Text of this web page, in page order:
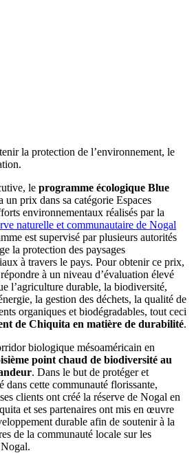
la protection de l’environnement, le
le programme écologique Blue
un prix dans sa catégorie Espaces
environnementaux réalisés par la
naturelle et communautaire de Nogal
est supervisé par plusieurs autorités
la protection des paysages
à travers le pays. Pour obtenir ce prix,
à un niveau d’évaluation élevé
l’agriculture durable, la biodiversité,
la gestion des déchets, la qualité de
organiques et biodégradables, tout ceci
de Chiquita en matière de durabilité.
biologique mésoaméricain en
point chaud de biodiversité au
. Dans le but de protéger et
dans cette communauté florissante,
clients ont créé la réserve de Nogal en
et ses partenaires ont mis en œuvre
durable afin de soutenir à la
de la communauté locale sur les